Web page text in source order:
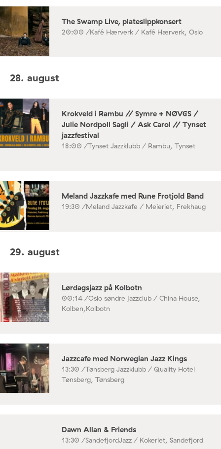
The Swamp Live, plateslippkonsert
20:00 /Kafé Hærverk / Kafé Hærverk, Oslo
28. august
Krokveld i Rambu // Symre + NØVGS /
Julie Nordpoll Sagli / Ask Carol // Tynset
jazzfestival
18:00 /Tynset Jazzklubb / Rambu, Tynset
Meland Jazzkafe med Rune Frotjold Band
19:30 /Meland Jazzkafe / Meieriet, Frekhaug
29. august
Lørdagsjazz på Kolbotn
00:14 /Oslo søndre jazzclub / China House,
Kolben,Kolbotn
Jazzcafe med Norwegian Jazz Kings
13:30 /Tønsberg Jazzklubb / Quality Hotel
Tønsberg, Tønsberg
Dawn Allan & Friends
13:30 /SandefjordJazz / Kokeriet, Sandefjord